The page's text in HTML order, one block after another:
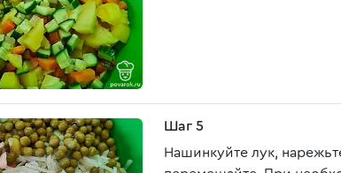
Шаг 5
Нашинкуйте лук,